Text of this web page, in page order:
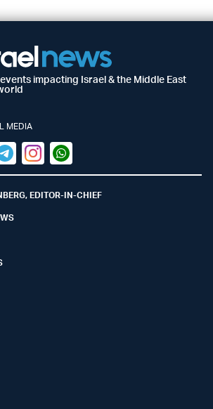
impacting Israel & the Middle East
MEDIA
(X)InstagramWhatsapp
EDITOR-IN-CHIEF